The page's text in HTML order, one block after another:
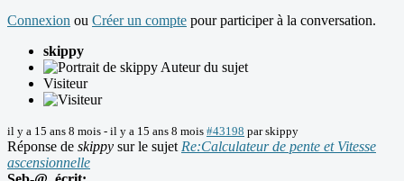
Connexion ou Créer un compte pour participer à la conversation.
skippy
Auteur du sujet
Visiteur
il y a 15 ans 8 mois - il y a 15 ans 8 mois #43198 parskippy
Réponse de skippy sur le sujet Re:Calculateur de pente et Vitesse
ascensionnelle